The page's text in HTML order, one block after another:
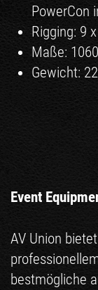
PowerCon
Rigging: 9
Maße:
Gewicht:
Event
AV Union
bestmögliche